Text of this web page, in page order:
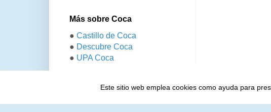
Este sitio web emplea cookies como ayuda para
Más sobre Coca
● Castillo de Coca
● Descubre Coca
● UPA Coca